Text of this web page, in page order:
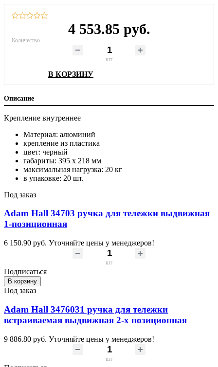
4 553.85 руб.
Количество
шт
В КОРЗИНУ
Описание
Крепление внутреннее
Материал: алюминий
крепление из пластика
цвет: черный
габариты: 395 x 218 мм
максимальная нагрузка: 20 кг
в упаковке: 20 шт.
Под заказ
Adam Hall 34703 ручка для тележки выдвижная
1-позиционная
6 150.90 руб. Уточняйте цены у менеджеров!
шт
Подписаться
В корзину
Под заказ
Adam Hall 3476031 ручка для тележки
встраиваемая выдвижная 2-х позиционная
9 886.80 руб. Уточняйте цены у менеджеров!
шт